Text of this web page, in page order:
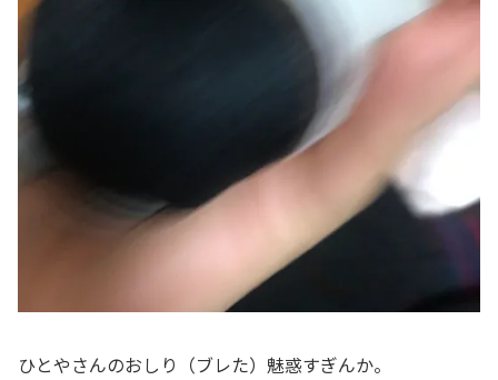
ひとやさんのおしり（ブレた）魅惑すぎんか。